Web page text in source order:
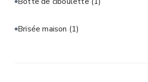
Brisée maison (1)